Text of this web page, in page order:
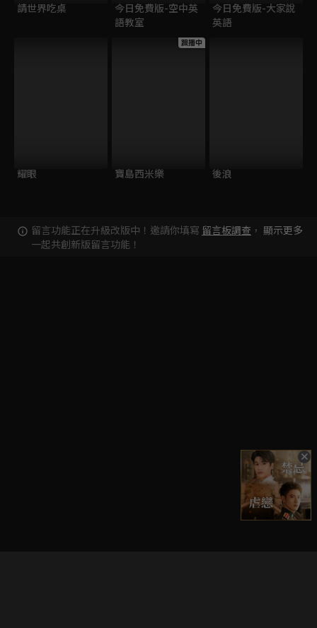
請世界吃桌
今日免費版-空中英
語教室
今日免費版-大家說
英語
耀眼
跟播中
寶島西米樂 後浪
留言功能正在升級改版中！邀請你填寫 留言板調查 ，
一起共創新版留言功能！
顯示更多